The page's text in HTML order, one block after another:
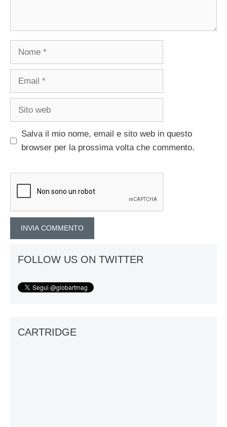
Nome
Email
Sito
Salva il mio nome, email e sito web in questo
browser per la prossima volta che commento.
FOLLOW US ON TWITTER
CARTRIDGE